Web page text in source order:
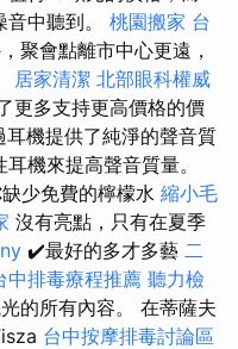
音中聽到。 桃園搬家 台
聚會點離市中心更遠，
居家清潔 北部眼科權威
更多支持更高價格的價
耳機提供了純淨的聲音質
機來提高聲音質量。
缺少免費的檸檬水 縮小毛
沒有亮點，只有在夏季
✔️最好的多才多藝 二
中排毒療程推薦 聽力檢
的所有內容。 在蒂薩夫
台中按摩排毒討論區